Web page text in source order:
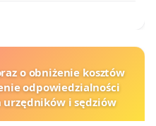
o obniżenie kosztów
odpowiedzialności
i sędziów